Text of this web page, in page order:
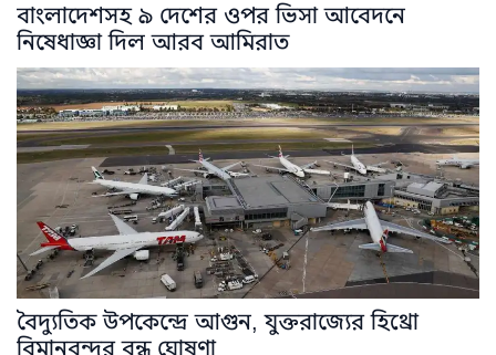
বাংলাদেশসহ ৯ দেশের ওপর ভিসা আবেদনে
নিষেধাজ্ঞা দিল আরব আমিরাত
বৈদ্যুতিক উপকেন্দ্রে আগুন, যুক্তরাজ্যের হিথ্রো
বিমানবন্দর বন্ধ ঘোষণা